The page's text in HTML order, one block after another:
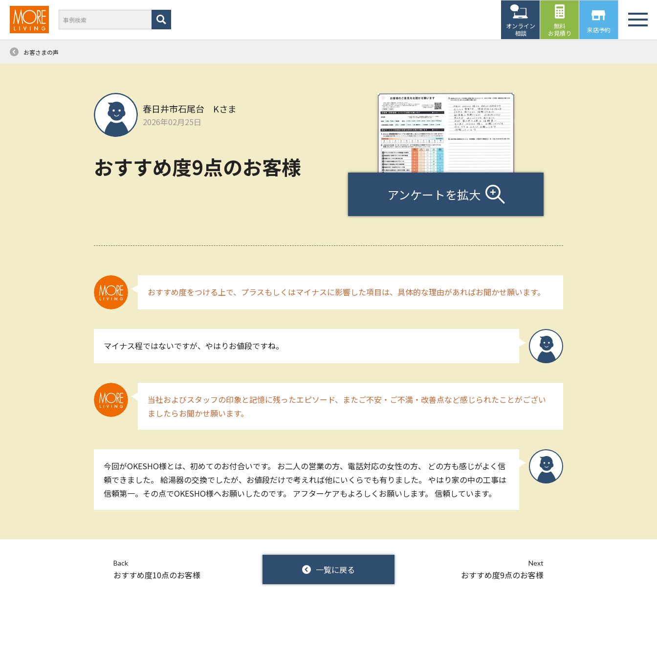
オンライン
相談
無料
お見積り
来店予約
お客さまの声
春日井市石尾台 Kさま
2026年02月25日
おすすめ度9点のお客様
アンケートを拡大
おすすめ度をつける上で、プラスもしくはマイナスに影響した項目は、具体的な理由があればお聞かせ願います。
マイナス程ではないですが、やはりお値段ですね。
当社およびスタッフの印象と記憶に残ったエピソード、またご不安・ご不満・改善点など感じられたことがござい
ましたらお聞かせ願います。
今回がOKESHO様とは、初めてのお付合いです。 お二人の営業の方、電話対応の女性の方、 どの方も感じがよく信
頼できました。 給湯器の交換でしたが、お値段だけで考えれば他にいくらでも有りました。 やはり家の中の工事は
信頼第一。その点でOKESHO様へお願いしたのです。 アフターケアもよろしくお願いします。 信頼しています。
Back
おすすめ度10点のお客様 一覧に戻る
Next
おすすめ度9点のお客様